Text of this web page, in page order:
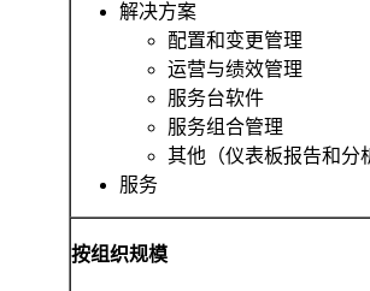
解决方案
配置和变更管理
运营与绩效管理
服务台软件
服务组合管理
其他（仪表板报告和分
服务
按组织规模